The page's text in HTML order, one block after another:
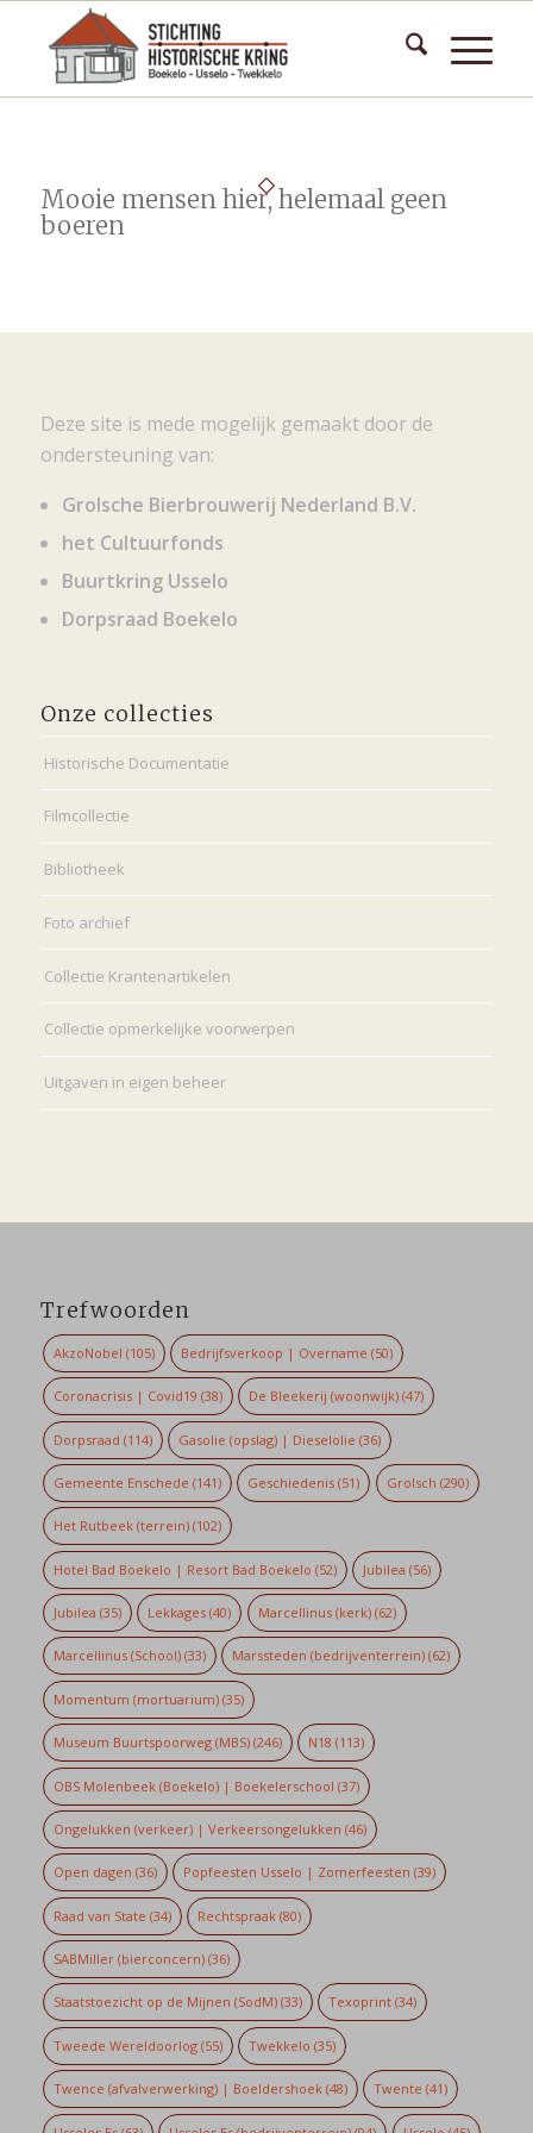
Mooie mensen hier, helemaal geen
boeren
Deze site is mede mogelijk gemaakt door de
ondersteuning van:
Grolsche Bierbrouwerij Nederland B.V.
het Cultuurfonds
Buurtkring Usselo
Dorpsraad Boekelo
Onze collecties
Historische Documentatie
Filmcollectie
Bibliotheek
Foto archief
Collectie Krantenartikelen
Collectie opmerkelijke voorwerpen
Uitgaven in eigen beheer
Trefwoorden
AkzoNobel (105) Bedrijfsverkoop | Overname (50)
Coronacrisis | Covid19 (38) De Bleekerij (woonwijk) (47)
Dorpsraad (114) Gasolie (opslag) | Dieselolie (36)
Gemeente Enschede (141) Geschiedenis (51) Grolsch (290)
Het Rutbeek (terrein)(102)
Hotel Bad Boekelo | Resort Bad Boekelo (52) Jubilea (56)
Jubilea (35) Lekkages (40) Marcellinus (kerk)(62)
Marcellinus (School)(33) Marssteden (bedrijventerrein) (62)
Momentum (mortuarium)(35)
Museum Buurtspoorweg (MBS)(246) N18 (113)
OBS Molenbeek (Boekelo) | Boekelerschool (37)
Ongelukken (verkeer) | Verkeersongelukken (46)
Open dagen (36) Popfeesten Usselo | Zomerfeesten (39)
Raad van State (34) Rechtspraak (80)
SABMiller (bierconcern)(36)
Staatstoezicht op de Mijnen (SodM)(33) Texoprint (34)
Tweede Wereldoorlog(55) Twekkelo (35)
Twence (afvalverwerking) | Boeldershoek(48) Twente (41)